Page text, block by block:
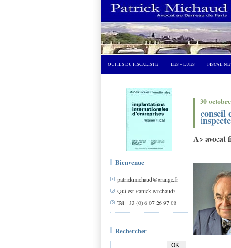
OUTILS DU FISCALISTE LES + LUES FISCAL
Bienvenue
patrickmichaud@orange.fr
Qui est Patrick Michaud?
Tél+ 33 (0) 6 07 26 97 08
Rechercher
30
conseil
A> avocat